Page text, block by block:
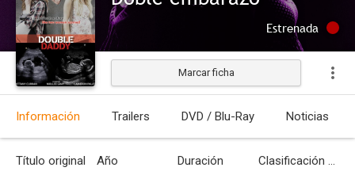
Estrenada
Marcar ficha
Información Trailers DVD / Blu-Ray Noticias
Título original Año Duración Clasificación por edades